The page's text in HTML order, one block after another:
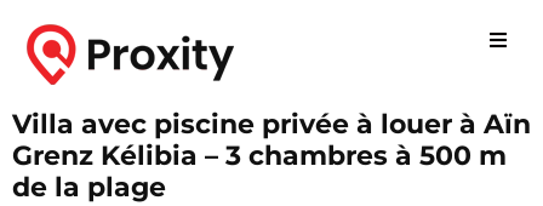
Villa avec piscine privée à louer à Aïn
Grenz Kélibia – 3 chambres à 500 m
de la plage